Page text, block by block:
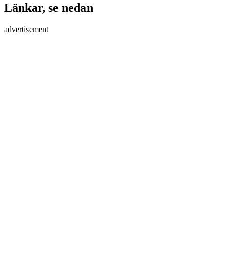
Länkar, se nedan
advertisement